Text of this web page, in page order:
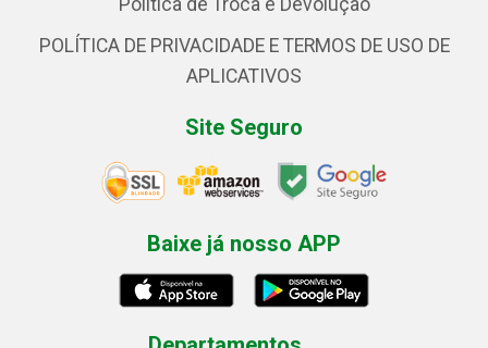
Política de Troca e Devolução
POLÍTICA DE PRIVACIDADE E TERMOS DE USO DE
APLICATIVOS
Site Seguro
Baixe já nosso APP